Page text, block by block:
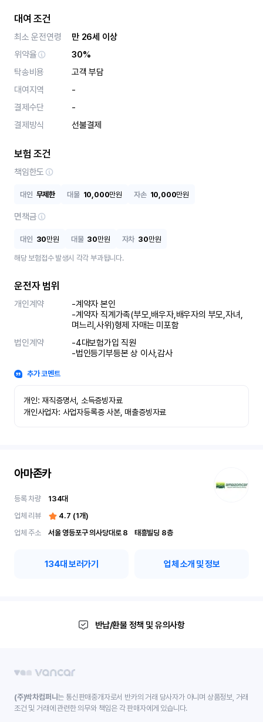
대여 조건
최소 운전연령
만 26세 이상
위약율
30%
탁송비용
고객 부담
대여지역
-
결제수단
-
결제방식
선불결제
보험 조건
책임한도
대인 무제한 대물 10,000만원 자손 10,000만원
면책금
대인 30만원 대물 30만원 자차 30만원
해당 보험접수 발생시 각각 부과됩니다.
운전자 범위
개인계약
-계약자 본인
-계약자 직계가족(부모,배우자,배우자의 부모,자녀,
며느리,사위)형제 자매는 미포함
법인계약
-4대보험가입 직원
-법인등기부등본 상 이사,감사
추가 코멘트
개인: 재직증명서, 소득증빙자료
개인사업자: 사업자등록증 사본, 매출증빙자료
아마존카
등록 차량 134대
업체 리뷰
4.7 (1개)
업체 주소
서울 영등포구 의사당대로 8	 태흥빌딩 8층
134대 보러가기 업체 소개 및 정보
반납/환불 정책 및 유의사항
(주)박차컴퍼니는 통신판매중개자로서 반카의 거래 당사자가 아니며 상품정보, 거래
조건 및 거래에 관련한 의무와 책임은 각 판매자에게 있습니다.